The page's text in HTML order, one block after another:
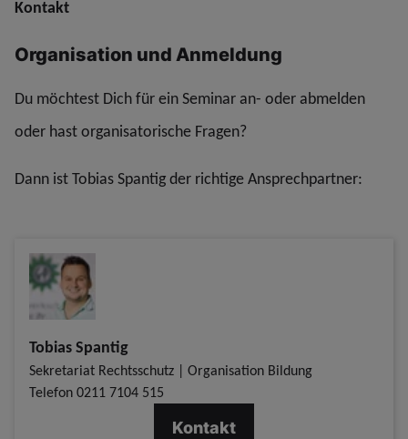
Kontakt
Organisation und Anmeldung
Du möchtest Dich für ein Seminar an- oder abmelden
oder hast organisatorische Fragen?
Dann ist Tobias Spantig der richtige Ansprechpartner:
Tobias Spantig
Sekretariat Rechtsschutz | Organisation Bildung
Telefon 0211 7104 515
Kontakt